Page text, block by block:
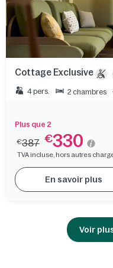
Cottage Exclusive
4 pers. 2 chambres
Plus que 2
€387 €330
TVA incluse, hors autres
En savoir plus
Voir